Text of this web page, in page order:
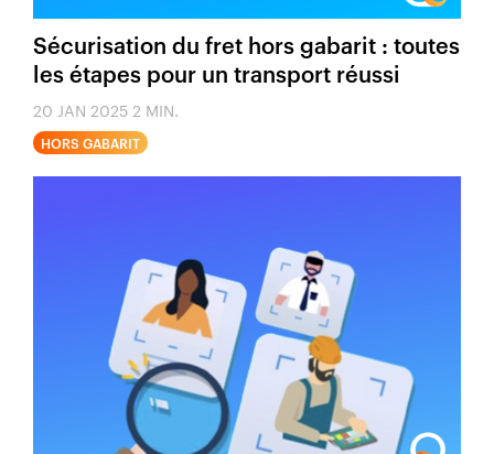
Sécurisation du fret hors gabarit : toutes
les étapes pour un transport réussi
20 JAN 2025 2 MIN.
HORS GABARIT